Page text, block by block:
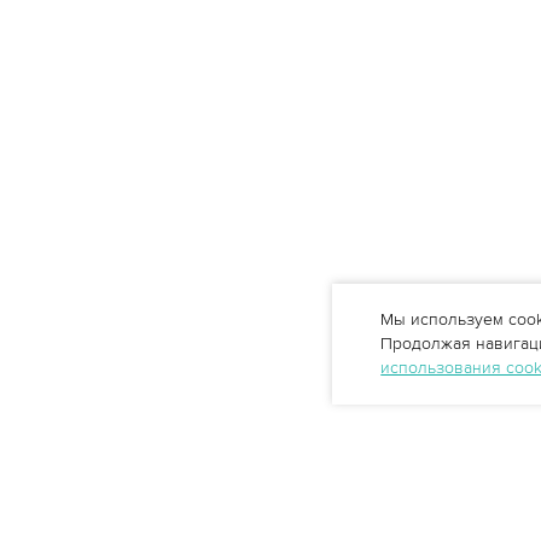
Мы используем
Продолжая
использования